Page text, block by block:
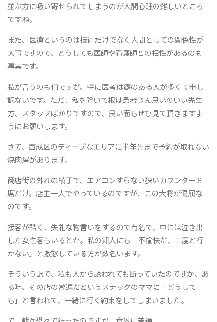
並ぶ方に吸い寄せられてしまうのが人間心理の難しいところ
ですね。
また、医療というのは技術だけでなく人間としての関係性が
大事ですので、どうしても医師や看護師との相性があるのも
事実です。
私が言うのも何ですが、特に医者は癖のある人が多くて申し
訳ないです。ただ、私を除いて根は患者さん思いのいい先生
方、スタッフばかりですので、良い面もぜひ見て頂きますよ
うにお願いします。
さて、西成区のディープなエリアに半年先まで予約が取れない
焼肉屋があります。
商店街の外れの横丁で、エアコンすらない狭いカウンター８
席だけ。店主一人でやっているのですが、この大将が偏屈な
のです。
接客が酷く、失礼な物言いをするので有名で、中には泣き出
した女性客もいるとか。私の知人にも「不愉快だ、二度と行
かない」と激怒している方が数名います。
そういう訳で、私も人から誘われても断っていたのですが、あ
る時、その店の常連だというスナックのママに「どうして
も」と言われて、一緒に行く約束をしてしまいました。